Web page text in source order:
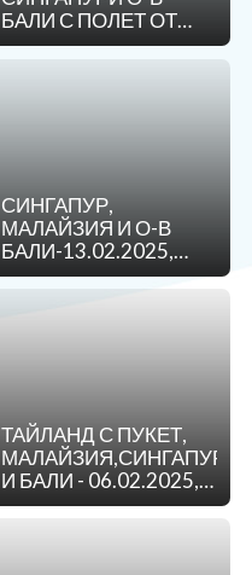
Запитване
БАЛИ С ПОЛЕТ ОТ
СОФИЯ - 16.02.2025
СИНГАПУР,
МАЛАЙЗИЯ И О-В
БАЛИ-13.02.2025,
14.03.2025,
17.04.2025,
ТАЙЛАНД С ПУКЕТ,
МАЛАЙЗИЯ,СИНГАПУР
И БАЛИ - 06.02.2025,
07.03.2025,
10.04.2025,